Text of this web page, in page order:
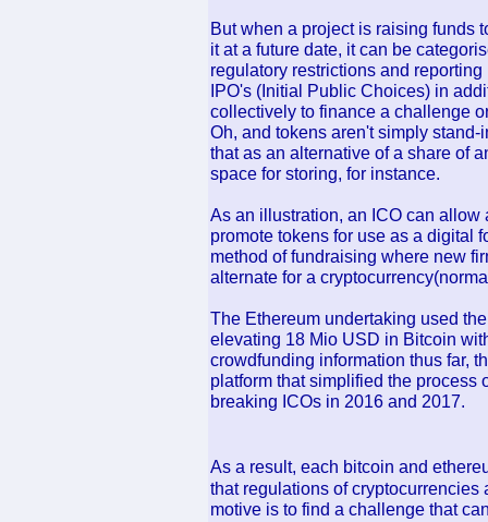
But when a project is raising funds
it at a future date, it can be
regulatory restrictions and
IPO's (Initial Public Choices) in
collectively to finance a challenge
Oh, and tokens aren't simply
that as an alternative of a share of
space for storing, for instance.
As an illustration, an ICO can allow
promote tokens for use as a digital
method of fundraising where new
alternate for a
The Ethereum undertaking used
elevating 18 Mio USD in Bitcoin
crowdfunding information thus far,
platform that simplified the process
breaking ICOs in 2016 and 2017.
As a result, each bitcoin and
that regulations of
motive is to find a challenge that